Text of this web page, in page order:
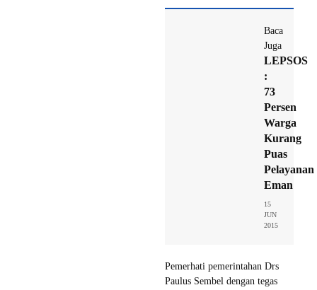
Baca
Juga
LEPSOS
:
73
Persen
Warga
Kurang
Puas
Pelayanan
Eman
15
JUN
2015
Pemerhati pemerintahan Drs
Paulus Sembel dengan tegas